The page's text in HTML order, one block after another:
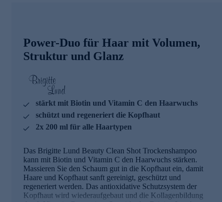
Power-Duo für Haar mit Volumen,
Struktur und Glanz
stärkt mit Biotin und Vitamin C den Haarwuchs
schützt und regeneriert die Kopfhaut
2x 200 ml für alle Haartypen
Das Brigitte Lund Beauty Clean Shot Trockenshampoo
kann mit Biotin und Vitamin C den Haarwuchs stärken.
Massieren Sie den Schaum gut in die Kopfhaut ein, damit
Haare und Kopfhaut sanft gereinigt, geschützt und
regeneriert werden. Das antioxidative Schutzsystem der
Kopfhaut wird wiederaufgebaut und die Kollagenbildung